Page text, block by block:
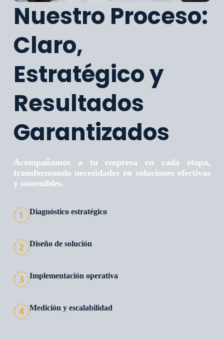
Nuestro Proceso:
Claro,
Estratégico y
Resultados
Garantizados
Acompañamos a tu empresa en cada etapa,
transformando necesidades en soluciones efectivas
y sostenibles.
Diagnóstico estratégico
Diseño de solución
Implementación operativa
Medición y escalabilidad